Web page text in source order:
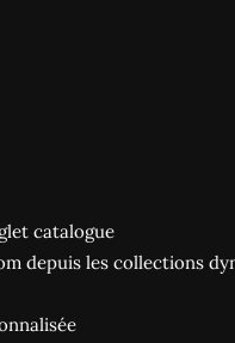
catalogue
depuis les collections